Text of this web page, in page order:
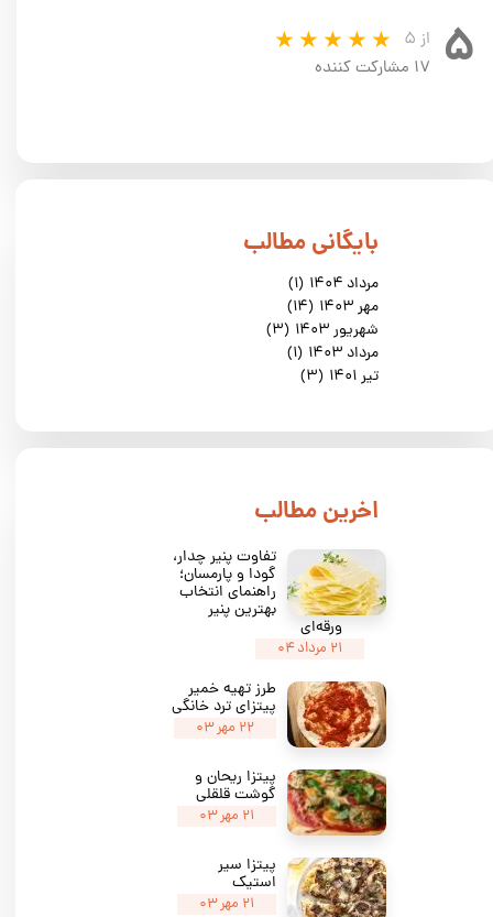
۵ از ۵
۱۷ مشارکت کننده
مرداد ۱۴۰۴
(۱)
مهر ۱۴۰۳
(۱۴)
شهریور ۱۴۰۳
(۳)
مرداد ۱۴۰۳
(۱)
تیر ۱۴۰۱
(۳)
​بایگانی مطالب
​اخرین مطالب
تفاوت پنیر چدار،
گودا و پارمسان؛
راهنمای انتخاب
بهترین پنیر
ورقه‌ای
۲۱ مرداد ۰۴
طرز تهیه خمیر
پیتزای ترد خانگی
۲۲ مهر ۰۳
پیتزا ریحان و
گوشت قلقلی
۲۱ مهر ۰۳
پیتزا سیر
استیک
۲۱ مهر ۰۳